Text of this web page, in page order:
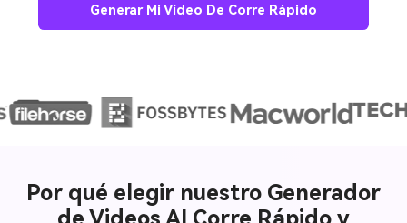
Generar Mi Vídeo De Corre Rápido
Por qué elegir nuestro Generador